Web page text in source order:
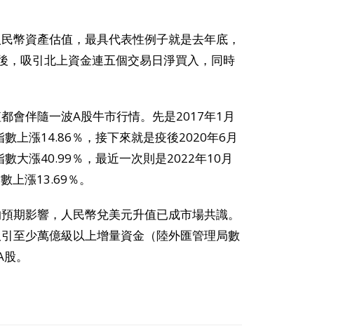
幣資產估值，最具代表性例子就是去年底，
吸引北上資金連五個交易日淨買入，同時
會伴隨一波A股牛市行情。先是2017年1月
上漲14.86％，接下來就是疫後2020年6月
大漲40.99％，最近一次則是2022年10月
上漲13.69％。
期影響，人民幣兌美元升值已成市場共識。
至少萬億級以上增量資金（陸外匯管理局數
。